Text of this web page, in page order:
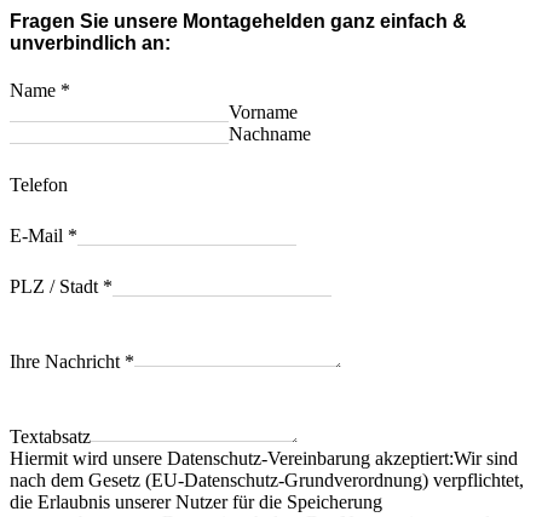
Fragen Sie unsere Montagehelden ganz einfach &
unverbindlich an:
Name *
Vorname
Nachname
Telefon
E-Mail *
PLZ / Stadt *
Ihre Nachricht *
Textabsatz
Hiermit wird unsere Datenschutz-Vereinbarung akzeptiert:Wir sind
nach dem Gesetz (EU-Datenschutz-Grundverordnung) verpflichtet,
die Erlaubnis unserer Nutzer für die Speicherung